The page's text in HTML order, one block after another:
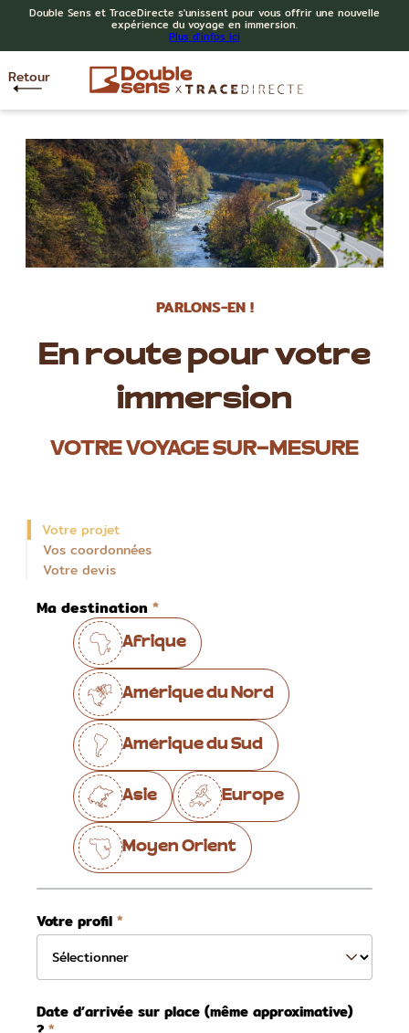
Double Sens et TraceDirecte s'unissent pour vous offrir une nouvelle
expérience du voyage en immersion.
Plus d'infos ici
Retour
PARLONS-EN !
En route pour votre
immersion
VOTRE VOYAGE SUR-MESURE
Votre projet
Vos coordonnées
Votre devis
Ma destination
Afrique
Amérique du Nord
Amérique du Sud
Asie Europe
Moyen Orient
Votre profil
Date d’arrivée sur place (même approximative)